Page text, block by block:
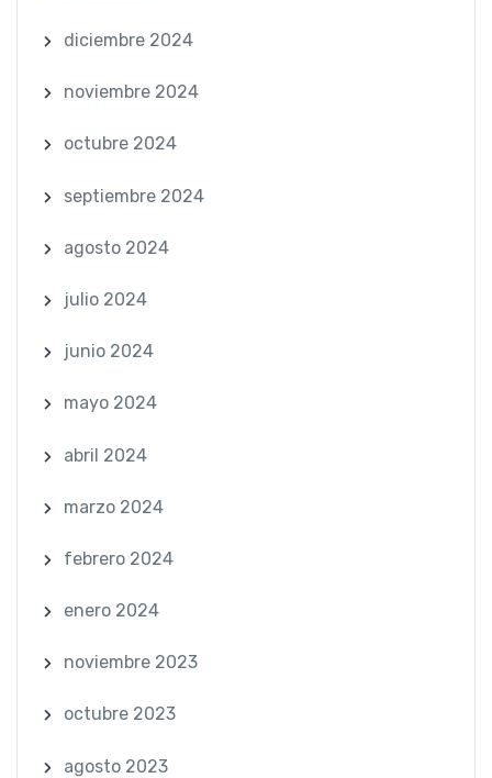
diciembre 2024
noviembre 2024
octubre 2024
septiembre 2024
agosto 2024
julio 2024
junio 2024
mayo 2024
abril 2024
marzo 2024
febrero 2024
enero 2024
noviembre 2023
octubre 2023
agosto 2023